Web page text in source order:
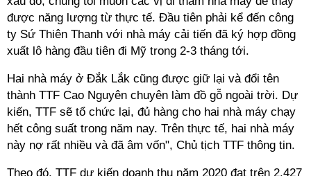
được năng lượng từ thực tế. Đầu tiên phải kể đến công
ty Sứ Thiên Thanh với nhà máy cải tiến đã ký hợp đồng
xuất lô hàng đầu tiên đi Mỹ trong 2-3 tháng tới.
Hai nhà máy ở Đắk Lắk cũng được giữ lại và đổi tên
thành TTF Cao Nguyên chuyên làm đồ gỗ ngoài trời. Dự
kiến, TTF sẽ tổ chức lại, đủ hàng cho hai nhà máy chạy
hết công suất trong năm nay. Trên thực tế, hai nhà máy
này nợ rất nhiều và đã âm vốn", Chủ tịch TTF thông tin.
Theo đó, TTF dự kiến doanh thu năm 2020 đạt trên 2.427